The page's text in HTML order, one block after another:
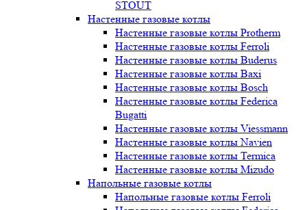
STOUT
Настенные газовые котлы
Настенные газовые котлы Protherm
Настенные газовые котлы Ferroli
Настенные газовые котлы Buderus
Настенные газовые котлы Baxi
Настенные газовые котлы Bosch
Настенные газовые котлы Federica
Bugatti
Настенные газовые котлы Viessmann
Настенные газовые котлы Navien
Настенные газовые котлы Termica
Настенные газовые котлы Mizudo
Напольные газовые котлы
Напольные газовые котлы Ferroli